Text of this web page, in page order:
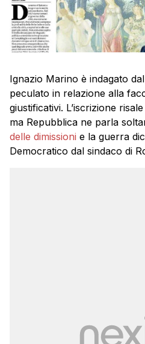
Ignazio Marino è indagato
peculato in relazione alla
giustificativi. L’iscrizione
ma Repubblica ne parla
delle dimissioni e la guerra
Democratico dal sindaco di